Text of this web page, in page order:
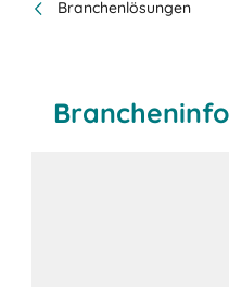
Branchenlösungen